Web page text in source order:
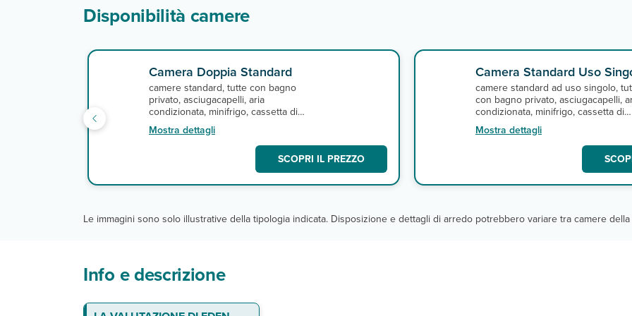
Disponibilità camere
Camera Doppia Standard
camere standard, tutte con bagno
privato, asciugacapelli, aria
condizionata, minifrigo, cassetta di
sicurezza, tv a schermo piatto e
connessione Wi-Fi.
Mostra dettagli
SCOPRI IL PREZZO
Camera Standard Uso
camere standard ad uso singolo,
con bagno privato, asciugacapelli,
condizionata, minifrigo, cassetta di
sicurezza, tv a schermo piatto e
connessione Wi-Fi.
Mostra dettagli
Le immagini sono solo illustrative della tipologia indicata. Disposizione e dettagli di arredo potrebbero variare tra camere
Info e descrizione
Dove siamo
Le camere
Ristoranti e bar
Servizi
DA PAGARE IN LOCO